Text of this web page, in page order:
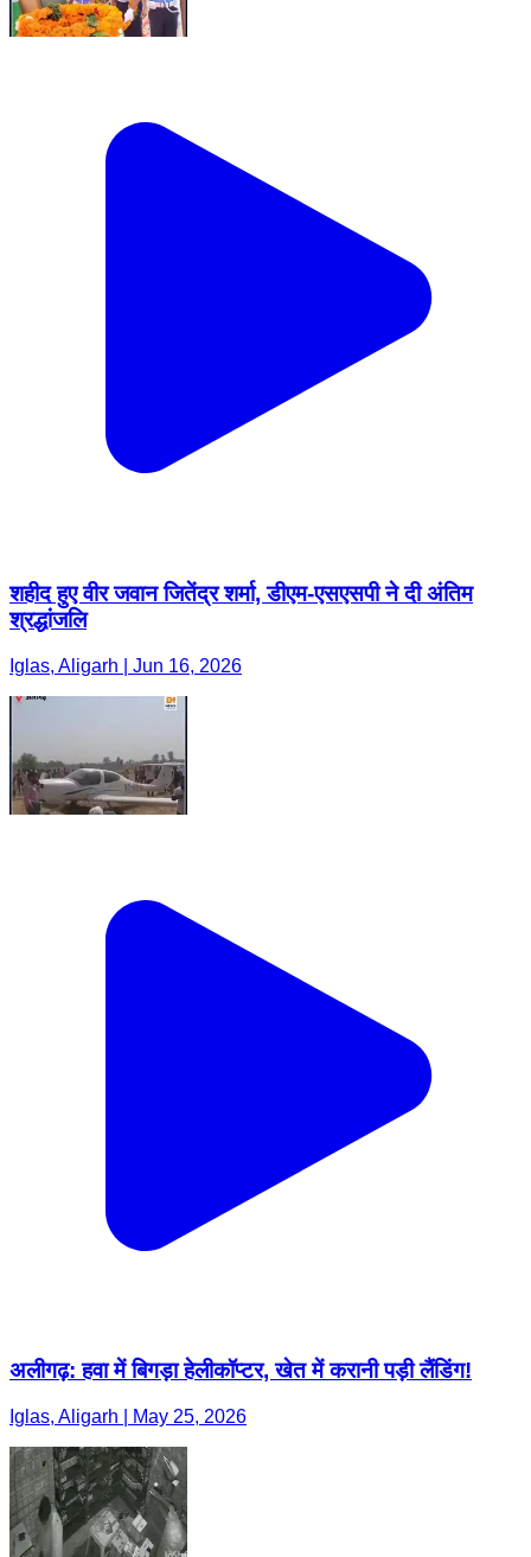
शहीद हुए वीर जवान जितेंद्र शर्मा, डीएम-एसएसपी ने दी अंतिम
श्रद्धांजलि
Iglas, Aligarh | Jun 16, 2026
अलीगढ़: हवा में बिगड़ा हेलीकॉप्टर, खेत में करानी पड़ी लैंडिंग!
Iglas, Aligarh | May 25, 2026